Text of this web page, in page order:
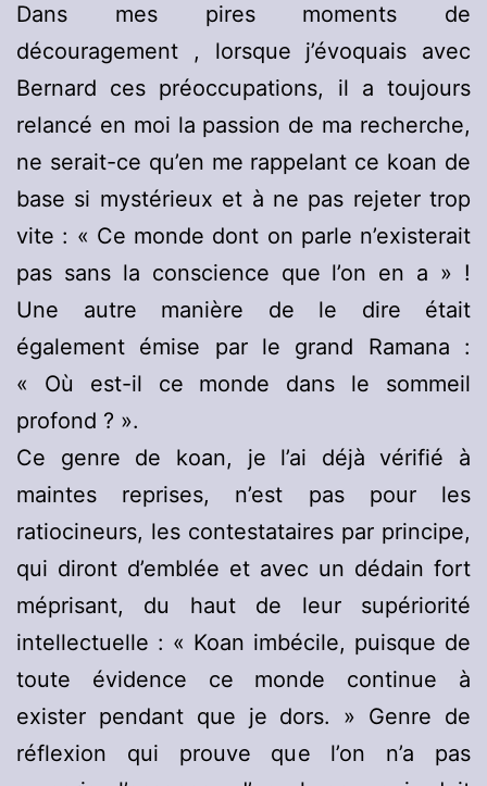
Dans mes pires moments de
découragement , lorsque j’évoquais avec
Bernard ces préoccupations, il a toujours
relancé en moi la passion de ma recherche,
ne serait-ce qu’en me rappelant ce koan de
base si mystérieux et à ne pas rejeter trop
vite : « Ce monde dont on parle n’existerait
pas sans la conscience que l’on en a » !
Une autre manière de le dire était
également émise par le grand Ramana :
« Où est-il ce monde dans le sommeil
profond ? ».
Ce genre de koan, je l’ai déjà vérifié à
maintes reprises, n’est pas pour les
ratiocineurs, les contestataires par principe,
qui diront d’emblée et avec un dédain fort
méprisant, du haut de leur supériorité
intellectuelle : « Koan imbécile, puisque de
toute évidence ce monde continue à
exister pendant que je dors. » Genre de
réflexion qui prouve que l’on n’a pas